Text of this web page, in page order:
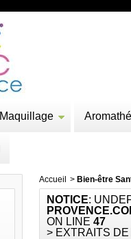
Maquillage
Accueil > Bien-être
NOTICE:
ON LINE47
> EXTRAITS